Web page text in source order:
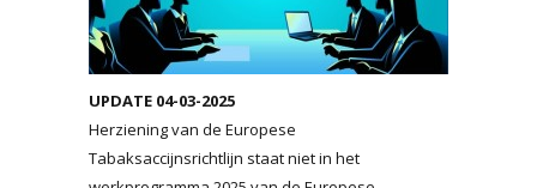
UPDATE 04-03-2025
Herziening van de Europese
Tabaksaccijnsrichtlijn staat niet in het